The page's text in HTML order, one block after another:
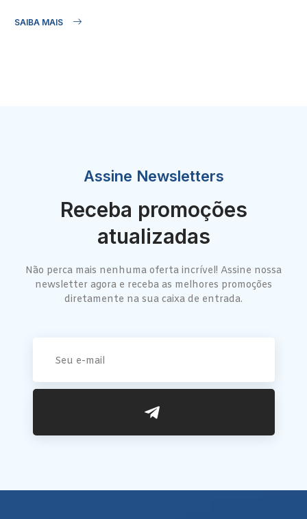
SAIBA MAIS
Assine Newsletters
Receba promoções
atualizadas
Não perca mais nenhuma oferta incrível! Assine nossa
newsletter agora e receba as melhores promoções
diretamente na sua caixa de entrada.